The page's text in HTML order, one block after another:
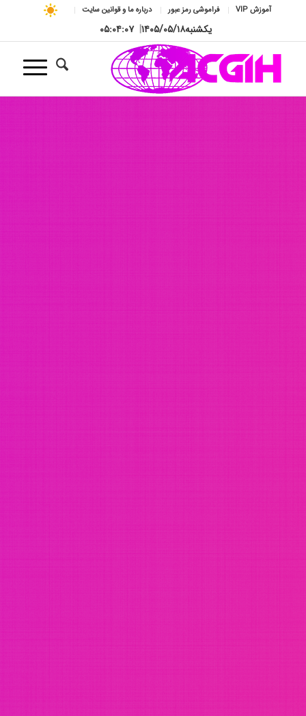
آموزش VIP فراموشی رمز عبور درباره ما و قوانین سایت
یکشنبه۱۴۰۵/۰۵/۱۸| ۰۵:۰۴:۰۹